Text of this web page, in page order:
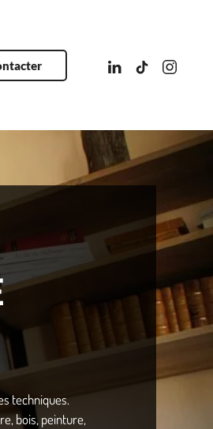
techniques.
bois, peinture,